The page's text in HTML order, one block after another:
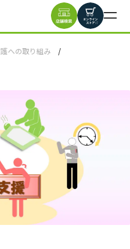
への取り組み